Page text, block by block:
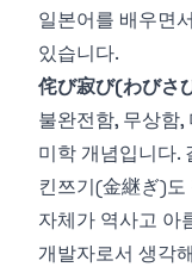
일본어를 배우면
있습니다.
侘び寂び(わびさ
불완전함, 무상함
미학 개념입니다.
킨쯔기(金継ぎ)도
자체가 역사고 아
개발자로서 생각